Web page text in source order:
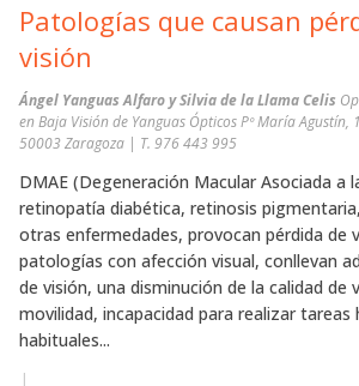
Patologías que causan
visión
Ángel Yanguas Alfaro y Silvia de la Llama Celis
en Baja Visión de Yanguas Ópticos Pº María Agustín, 113 (Pza. Europa) |
50003 Zaragoza | T. 976 443 995
DMAE (Degeneración Macular Asociada a
retinopatía diabética, retinosis
otras enfermedades, provocan pérdida de
patologías con afección visual, conllevan
de visión, una disminución de la calidad de
movilidad, incapacidad para realizar tareas
habituales...
|